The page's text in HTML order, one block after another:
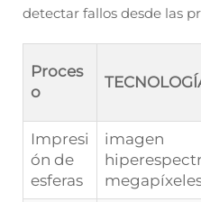
detectar fallos desde las
Proces
o
Impresi
ón de
esferas
imagen